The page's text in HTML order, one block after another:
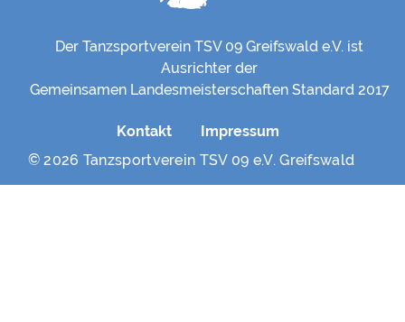
Der Tanzsportverein TSV 09 Greifswald e.V. ist
Ausrichter der
Gemeinsamen Landesmeisterschaften Standard 2017
Kontakt
Impressum
© 2026 Tanzsportverein TSV 09 e.V. Greifswald